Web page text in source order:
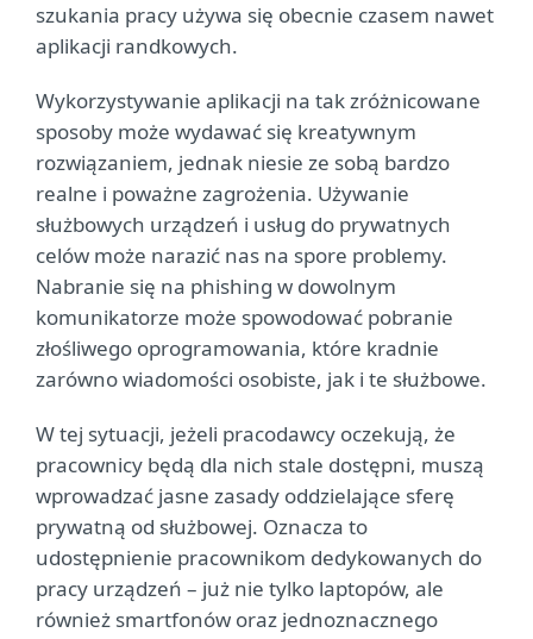
szukania pracy używa się obecnie czasem nawet
aplikacji randkowych.
Wykorzystywanie aplikacji na tak zróżnicowane
sposoby może wydawać się kreatywnym
rozwiązaniem, jednak niesie ze sobą bardzo
realne i poważne zagrożenia. Używanie
służbowych urządzeń i usług do prywatnych
celów może narazić nas na spore problemy.
Nabranie się na phishing w dowolnym
komunikatorze może spowodować pobranie
złośliwego oprogramowania, które kradnie
zarówno wiadomości osobiste, jak i te służbowe.
W tej sytuacji, jeżeli pracodawcy oczekują, że
pracownicy będą dla nich stale dostępni, muszą
wprowadzać jasne zasady oddzielające sferę
prywatną od służbowej. Oznacza to
udostępnienie pracownikom dedykowanych do
pracy urządzeń – już nie tylko laptopów, ale
również smartfonów oraz jednoznacznego